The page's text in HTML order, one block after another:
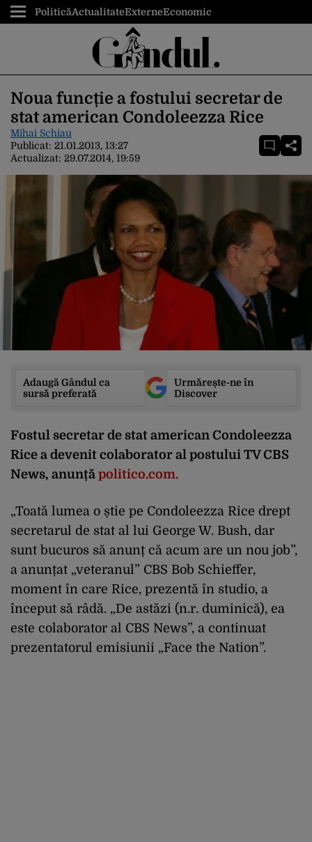
PoliticăActualitateExterneEconomic
Noua funcție a fostului secretar de
stat american Condoleezza Rice
Mihai Schiau
Publicat: 21.01.2013, 13:27
Actualizat: 29.07.2014, 19:59
Adaugă Gândul ca
sursă preferată
Urmărește-ne în
Discover
Fostul secretar de stat american Condoleezza
Rice a devenit colaborator al postului TV CBS
News, anunță politico.com.
„Toată lumea o știe pe Condoleezza Rice drept
secretarul de stat al lui George W. Bush, dar
sunt bucuros să anunț că acum are un nou job”,
a anunțat „veteranul” CBS Bob Schieffer,
moment în care Rice, prezentă în studio, a
început să râdă. „De astăzi (n.r. duminică), ea
este colaborator al CBS News”, a continuat
prezentatorul emisiunii „Face the Nation”.